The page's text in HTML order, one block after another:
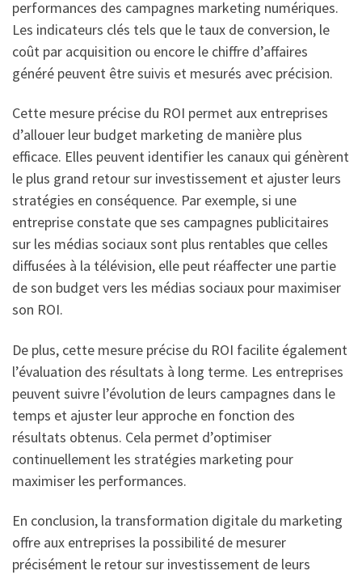
performances des campagnes marketing numériques.
Les indicateurs clés tels que le taux de conversion, le
coût par acquisition ou encore le chiffre d’affaires
généré peuvent être suivis et mesurés avec précision.
Cette mesure précise du ROI permet aux entreprises
d’allouer leur budget marketing de manière plus
efficace. Elles peuvent identifier les canaux qui génèrent
le plus grand retour sur investissement et ajuster leurs
stratégies en conséquence. Par exemple, si une
entreprise constate que ses campagnes publicitaires
sur les médias sociaux sont plus rentables que celles
diffusées à la télévision, elle peut réaffecter une partie
de son budget vers les médias sociaux pour maximiser
son ROI.
De plus, cette mesure précise du ROI facilite également
l’évaluation des résultats à long terme. Les entreprises
peuvent suivre l’évolution de leurs campagnes dans le
temps et ajuster leur approche en fonction des
résultats obtenus. Cela permet d’optimiser
continuellement les stratégies marketing pour
maximiser les performances.
En conclusion, la transformation digitale du marketing
offre aux entreprises la possibilité de mesurer
précisément le retour sur investissement de leurs